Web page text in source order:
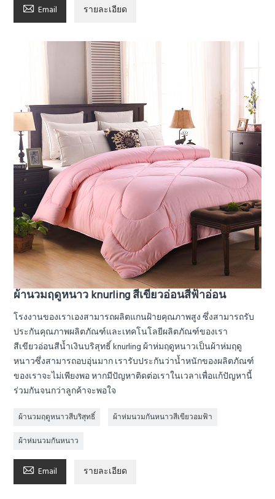
 Email รายละเอียด
ผ้านวมฤดูหนาว knurling สีเขียวอ่อนสีฟ้าอ่อน
โรงงานของเราเองสามารถผลิตแกนฝ้ายคุณภาพสูง ซึ่งสามารถรับ
ประกันคุณภาพผลิตภัณฑ์และเทคโนโลยีผลิตภัณฑ์ของเรา
สีเขียวอ่อนสีน้ำเงินบริสุทธิ์ knurling ผ้าห่มฤดูหนาวเป็นผ้าห่มฤดู
หนาวซึ่งสามารถอบอุ่นมาก เรารับประกันว่าน้ำหนักของผลิตภัณฑ์
ของเราจะไม่เพียงพอ หากมีปัญหาติดต่อเราในเวลาเพื่อแก้ปัญหานี้
ร่วมกันจนกว่าลูกค้าจะพอใจ
ผ้านวมฤดูหนาวสีบริสุทธิ์
ผ้าห่มนวมกันหนาวสีเขียวอมฟ้า
ผ้าห่มนวมกันหนาว
 Email รายละเอียด